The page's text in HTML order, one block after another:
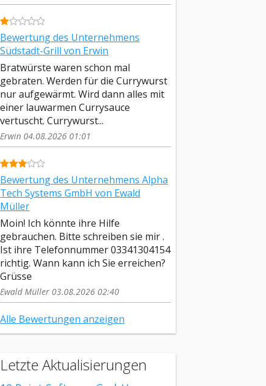
Bewertung des Unternehmens
Südstadt-Grill von Erwin
Bratwürste waren schon mal
gebraten. Werden für die Currywurst
nur aufgewärmt. Wird dann alles mit
einer lauwarmen Currysauce
vertuscht. Currywurst...
Erwin 04.08.2026 01:01
Bewertung des Unternehmens Alpha
Tech Systems GmbH von Ewald
Müller
Moin! Ich könnte ihre Hilfe
gebrauchen. Bitte schreiben sie mir .
Ist ihre Telefonnummer 03341304154
richtig. Wann kann ich Sie erreichen?
Grüsse
Ewald Müller 03.08.2026 02:40
Alle Bewertungen anzeigen
Letzte Aktualisierungen